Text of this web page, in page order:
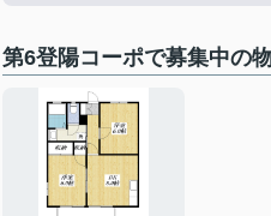
第6登陽コーポで募集中の